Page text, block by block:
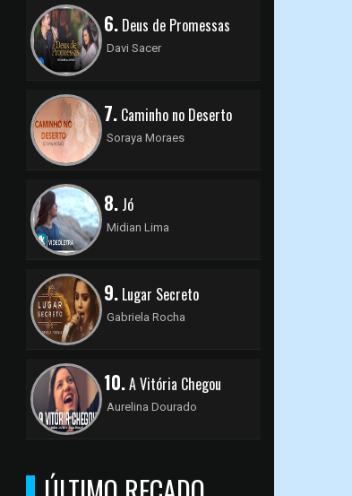
6.Deus de Promessas
Davi Sacer
7.Caminho no Deserto
Soraya Moraes
8.Jó
Midian Lima
9.Lugar Secreto
Gabriela Rocha
10.A Vitória Chegou
Aurelina Dourado